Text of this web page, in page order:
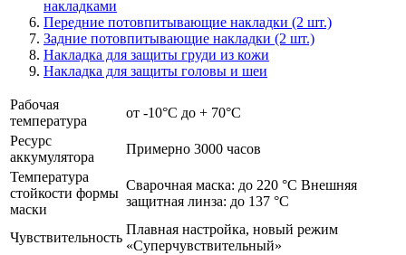
накладками
Передние потовпитывающие накладки (2 шт.)
Задние потовпитывающие накладки (2 шт.)
Накладка для защиты груди из кожи
Накладка для защиты головы и шеи
Рабочая
температура
от -10°C до + 70°C
Ресурс
аккумулятора
Примерно 3000 часов
Температура
стойкости формы
маски
Сварочная маска: до 220 °C Внешняя
защитная линза: до 137 °C
Чувствительность
Плавная настройка, новый режим
«Суперчувствительный»